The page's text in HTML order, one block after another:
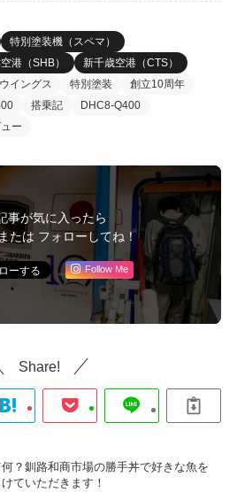
特別塗装機（スペマ）
港（SHB）
新千歳空港（CTS）
イングス 特別塗装
創立10周年
搭乗記
DHC8-Q400
ー
事が気に入ったら
たは フォローしてね！
Follow Me
Share!
？釧路和商市場の勝手丼で好きな魚を
ていただきます！